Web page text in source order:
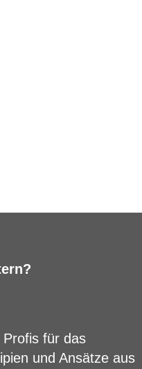
Profis für das
und Ansätze aus